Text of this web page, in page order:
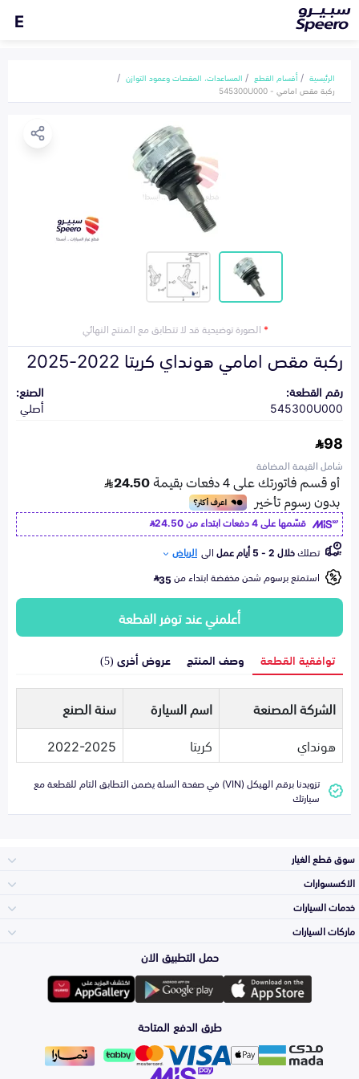
E
الرئيسية أقسام القطع
المساعدات، المقصات وعمود التوازن
ركبة مقص امامي - 545300U000
*الصورة توضيحية قد لا تتطابق مع المنتج النهائي
ركبة مقص امامي هونداي كريتا 2022-2025
رقم القطعة:
545300U000
الصنع:
أصلي
98
شامل القيمة المضافة
قسّمها على 4 دفعات ابتداء من
24.50
تصلكخلال 2 - 5 أيام عمل الى الرياض
استمتع برسوم شحن مخفضة ابتداء من35
أعلمني عند توفر القطعة
توافقية القطعة وصف المنتج عروض أخرى (5)
الشركة المصنعة اسم السيارة
سنة الصنع
هونداي
كريتا 2022-2025
تزويدنا برقم الهيكل (VIN) في صفحة السلة يضمن التطابق التام للقطعة مع
سيارتك
سوق قطع الغيار
المكائن، القيرات
وملحقاتها
الشمعات
والاصطبات (الاضاءة)
الاكسسوارات
لوازم الرحلات
اكسسوارات العناية
خدمات السيارات
الأكثر مبيعاً
ماركات السيارات
تويوتا
هيونداي
حمل التطبيق الان
طرق الدفع المتاحة